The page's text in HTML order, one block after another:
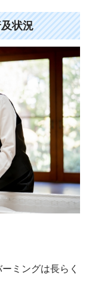
状況
ミングは長らく